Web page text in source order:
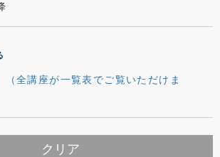
（全講座が一覧表でご覧いただけま
クリア